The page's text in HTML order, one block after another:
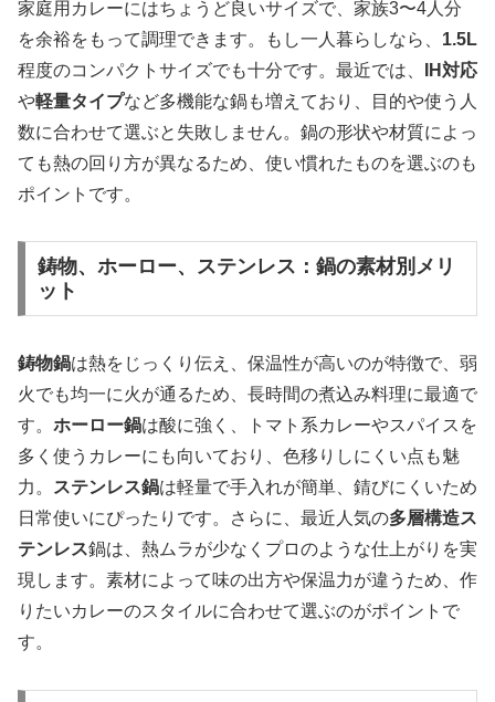
家庭用カレーにはちょうど良いサイズで、家族3〜4人分
を余裕をもって調理できます。もし一人暮らしなら、 1.5L
程度のコンパクトサイズでも十分です。最近では、
IH対応
や軽量タイプなど多機能な鍋も増えており、目的や使う人
数に合わせて選ぶと失敗しません。鍋の形状や材質によっ
ても熱の回り方が異なるため、使い慣れたものを選ぶのも
ポイントです。
鋳物、ホーロー、ステンレス：鍋の素材別メリ
ット
鋳物鍋は熱をじっくり伝え、保温性が高いのが特徴で、弱
火でも均一に火が通るため、長時間の煮込み料理に最適で
す。 ホーロー鍋は酸に強く、トマト系カレーやスパイスを
多く使うカレーにも向いており、色移りしにくい点も魅
力。
ステンレス鍋は軽量で手入れが簡単、錆びにくいため
日常使いにぴったりです。さらに、最近人気の多層構造ス
テンレス鍋は、熱ムラが少なくプロのような仕上がりを実
現します。素材によって味の出方や保温力が違うため、作
りたいカレーのスタイルに合わせて選ぶのがポイントで
す。